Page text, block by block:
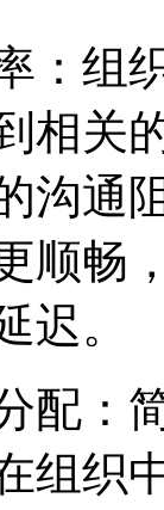
：组
相关
沟通
顺畅
迟。
配：
组织